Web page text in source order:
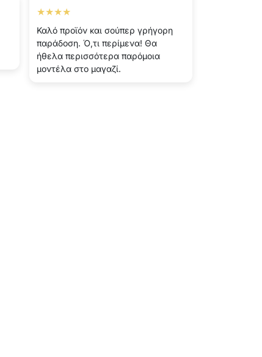
★★★★
Καλό προϊόν και σούπερ γρήγορη
παράδοση. Ό,τι περίμενα! Θα
ήθελα περισσότερα παρόμοια
μοντέλα στο μαγαζί.